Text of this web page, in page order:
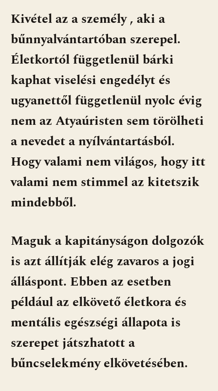
Kivétel az a személy , aki a
bűnnyalvántartóban szerepel.
Életkortól függetlenül bárki
kaphat viselési engedélyt és
ugyanettől függetlenül nyolc évig
nem az Atyaúristen sem törölheti
a nevedet a nyílvántartásból.
Hogy valami nem világos, hogy itt
valami nem stimmel az kitetszik
mindebből.
Maguk a kapitányságon dolgozók
is azt állítják elég zavaros a jogi
álláspont. Ebben az esetben
például az elkövető életkora és
mentális egészségi állapota is
szerepet játszhatott a
bűncselekmény elkövetésében.